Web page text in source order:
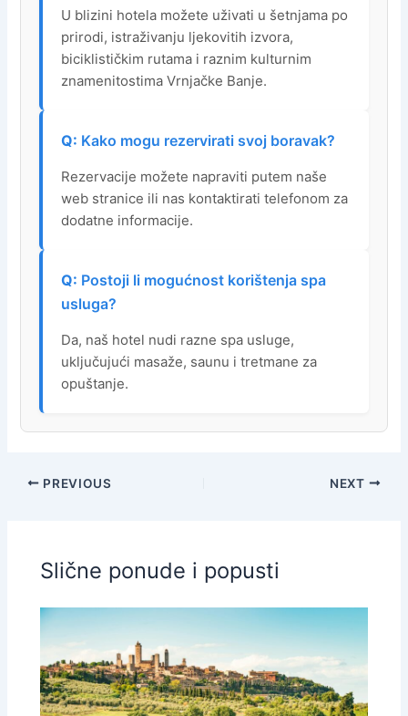
U blizini hotela možete uživati u šetnjama po
prirodi, istraživanju ljekovitih izvora,
biciklističkim rutama i raznim kulturnim
znamenitostima Vrnjačke Banje.
Kako mogu rezervirati svoj boravak?
Rezervacije možete napraviti putem naše
web stranice ili nas kontaktirati telefonom za
dodatne informacije.
Postoji li mogućnost korištenja spa
usluga?
Da, naš hotel nudi razne spa usluge,
uključujući masaže, saunu i tretmane za
opuštanje.
PREVIOUS NEXT
Slične ponude i popusti